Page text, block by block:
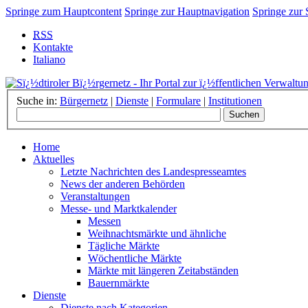
Springe zum Hauptcontent Springe zur Hauptnavigation Springe zur
RSS
Kontakte
Italiano
Suche in: Bürgernetz | Dienste | Formulare | Institutionen
Home
Aktuelles
Letzte Nachrichten des Landespresseamtes
News der anderen Behörden
Veranstaltungen
Messe- und Marktkalender
Messen
Weihnachtsmärkte und ähnliche
Tägliche Märkte
Wöchentliche Märkte
Märkte mit längeren Zeitabständen
Bauernmärkte
Dienste